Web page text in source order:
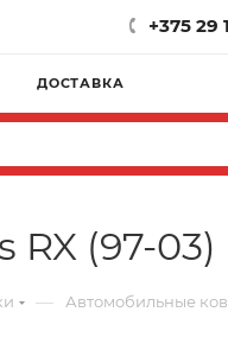
+375 29
ДОСТАВКА
(97-03)
— Автомобильные